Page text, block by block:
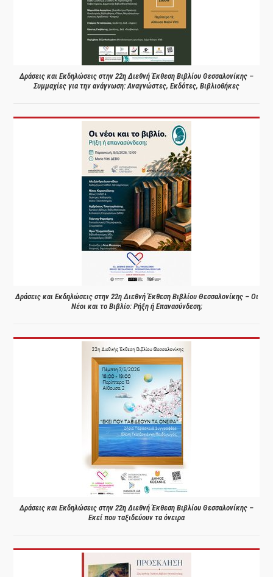
Δράσεις και Εκδηλώσεις στην 22η Διεθνή Έκθεση Βιβλίου Θεσσαλονίκης –
Συμμαχίες για την ανάγνωση: Αναγνώστες, Εκδότες, Βιβλιοθήκες
Δράσεις και Εκδηλώσεις στην 22η Διεθνή Έκθεση Βιβλίου Θεσσαλονίκης – Οι
Νέοι και το Βιβλίο: Ρήξη ή Επανασύνδεση;
Δράσεις και Εκδηλώσεις στην 22η Διεθνή Έκθεση Βιβλίου Θεσσαλονίκης –
Εκεί που ταξιδεύουν τα όνειρα